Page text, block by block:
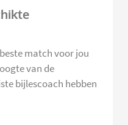
match voor jou
van de
bijlescoach hebben